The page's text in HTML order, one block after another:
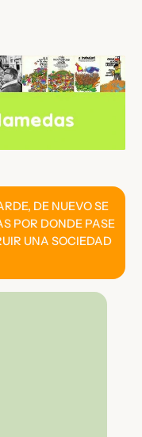
DE NUEVO SE
POR DONDE PASE
UNA SOCIEDAD